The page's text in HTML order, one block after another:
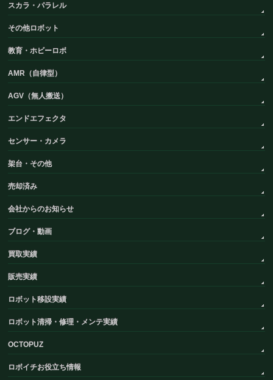
スカラ・パラレル
その他ロボット
教育・ホビーロボ
AMR（自律型）
AGV（無人搬送）
エンドエフェクタ
センサー・カメラ
架台・その他
売却済み
会社からのお知らせ
ブログ・動画
買取実績
販売実績
ロボット移設実績
ロボット清掃・修理・メンテ実績
OCTOPUZ
ロボイチお役立ち情報